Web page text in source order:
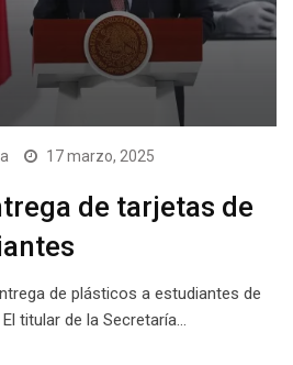
17 marzo, 2025
de tarjetas de
de plásticos a estudiantes de
titular de la Secretaría…